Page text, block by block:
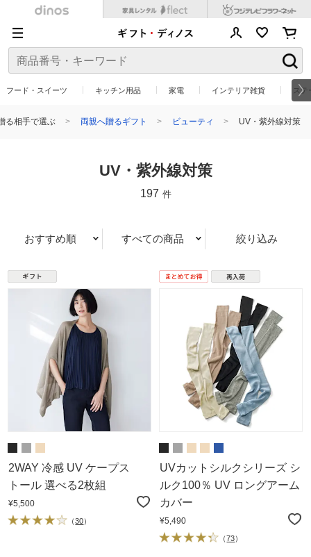
フード・スイーツ キッチン用品 家電 インテリア雑貨 ステ
る相手で選ぶ 両親へ贈るギフト ビューティ UV・紫外線対策
UV・紫外線対策
197 件
おすすめ順 すべての商品 絞り込み
2WAY 冷感 UV ケープス
トール 選べる2枚組
¥5,500
（30）
UVカットシルクシリーズ シ
ルク100％ UV ロングアーム
カバー
¥5,490
（73）